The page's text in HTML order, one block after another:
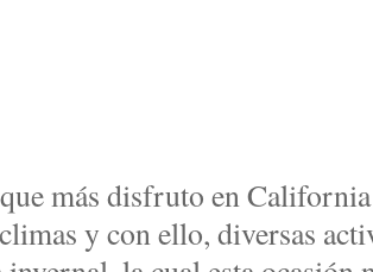
más disfruto en
y con ello, diversas